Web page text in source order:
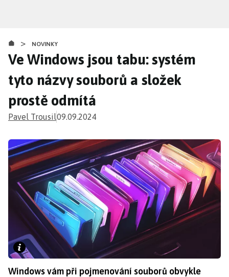
obsahu
> NOVINKY
Ve Windows jsou tabu: systém
tyto názvy souborů a složek
prostě odmítá
Pavel Trousil09.09.2024
Windows vám při pojmenování souborů obvykle